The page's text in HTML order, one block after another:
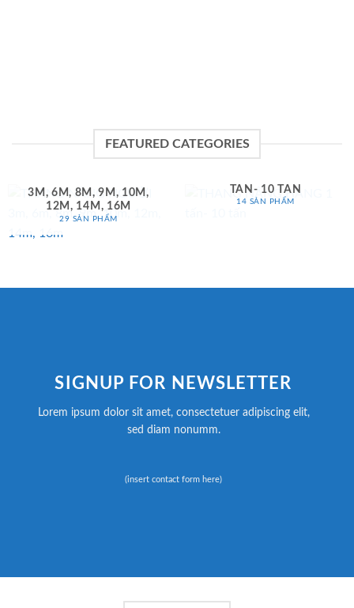
FEATURED CATEGORIES
3M, 6M, 8M, 9M, 10M,
12M, 14M, 16M
29 SẢN PHẨM
TẤN- 10 TẤN
14 SẢN PHẨM
SIGNUP FOR NEWSLETTER
Lorem ipsum dolor sit amet, consectetuer adipiscing elit,
sed diam nonumm.
(insert contact form here)